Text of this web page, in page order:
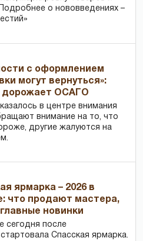
о нововведениях –
с оформлением
могут вернуться»:
дорожает ОСАГО
в центре внимания
внимание на то, что
другие жалуются на
ярмарка – 2026 в
что продают мастера,
новинки
сегодня после
Спасская ярмарка.